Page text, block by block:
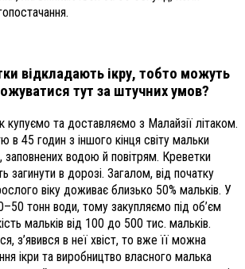
відкладають ікру, тобто можуть
тут за штучних умов?
та доставляємо з Малайзії літаком.
в 45 годин з іншого кінця світу мальки
заповнених водою й повітрям. Креветки
загинути в дорозі. Загалом, від початку
віку доживає близько 50% мальків. У
тонн води, тому закупляємо під об’єм
мальків від 100 до 500 тис. мальків.
з’явився в неї хвіст, то вже її можна
ікри та виробництво власного малька